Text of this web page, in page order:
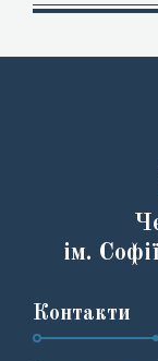
ім.
Контакти